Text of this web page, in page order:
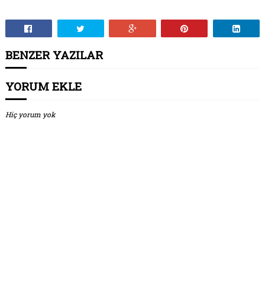
BENZER YAZILAR
YORUM EKLE
Hiç yorum yok